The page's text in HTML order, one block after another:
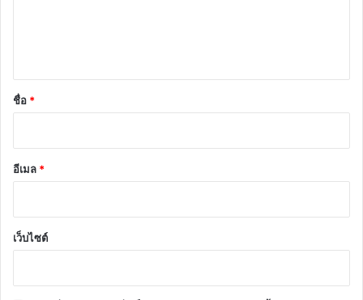
*
ชื่อ *
อีเมล *
เว็บไซต์